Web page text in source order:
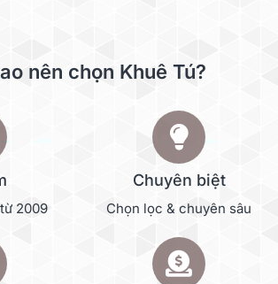
nên chọn Khuê Tú?
2009
Chuyên biệt
Chọn lọc & chuyên sâu